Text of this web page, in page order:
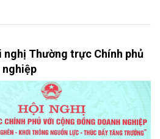
Thường trực Chính phủ
nghiệp